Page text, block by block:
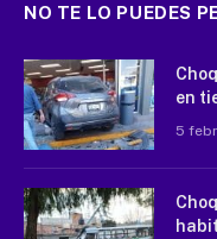
NO TE LO PUEDES
en
5